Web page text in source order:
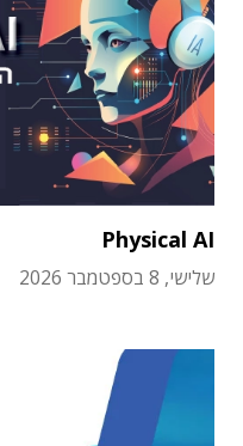
Physical AI
שלישי, 8 בספטמבר 2026